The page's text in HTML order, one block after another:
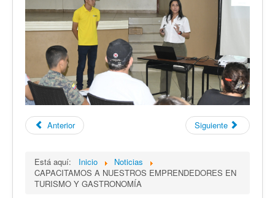
Anterior Siguiente
Está aquí: Inicio
Noticias
CAPACITAMOS A NUESTROS EMPRENDEDORES EN
TURISMO Y GASTRONOMÍA